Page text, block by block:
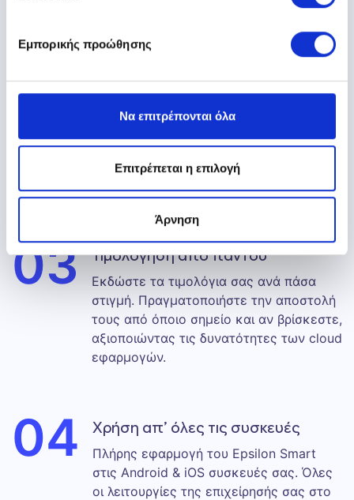
Εμπορικής προώθησης
Να επιτρέπονται όλα
Επιτρέπεται η επιλογή
Άρνηση
02 Καταρτισμένη ομάδα υποστήριξης
Η Epsilon Net διαθέτει βραβευμένα
τμήματα υποστήριξης και δίνει μεγάλη
βαρύτητα στην εξυπηρέτηση πελατών,
αριθμώντας 100 και πλέον άριστα
03 Τιμολόγηση από παντού
Εκδώστε τα τιμολόγια σας ανά πάσα
στιγμή. Πραγματοποιήστε την αποστολή
τους από όποιο σημείο και αν βρίσκεστε,
αξιοποιώντας τις δυνατότητες των cloud
εφαρμογών.
04 Χρήση απ’ όλες τις συσκευές
Πλήρης εφαρμογή του Epsilon Smart
στις Android & iOS συσκευές σας. Όλες
οι λειτουργίες της επιχείρησής σας στο